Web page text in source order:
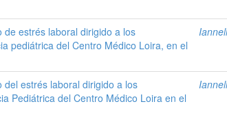
estrés laboral dirigido a los
pediátrica del Centro Médico Loira, en el
estrés laboral dirigido a los
Pediátrica del Centro Médico Loira en el